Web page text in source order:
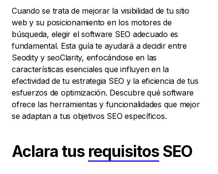
Cuando se trata de mejorar la visibilidad de tu sitio
web y su posicionamiento en los motores de
búsqueda, elegir el software SEO adecuado es
fundamental. Esta guía te ayudará a decidir entre
Seodity y seoClarity, enfocándose en las
características esenciales que influyen en la
efectividad de tu estrategia SEO y la eficiencia de tus
esfuerzos de optimización. Descubre qué software
ofrece las herramientas y funcionalidades que mejor
se adaptan a tus objetivos SEO específicos.
Aclara tus requisitos SEO